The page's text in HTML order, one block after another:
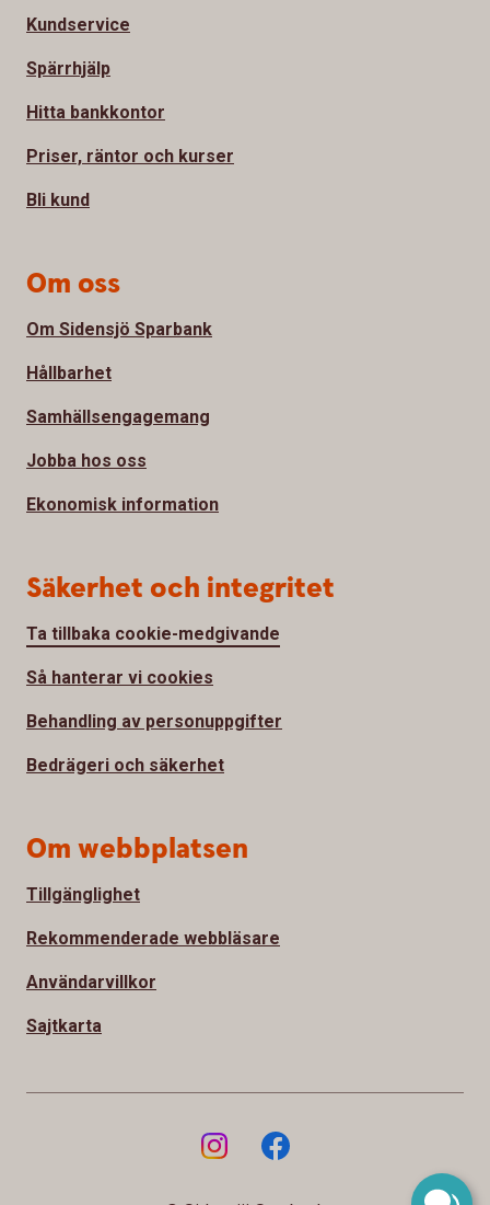
Kundservice
Spärrhjälp
Hitta bankkontor
Priser, räntor och kurser
Bli kund
Om oss
Om Sidensjö Sparbank
Hållbarhet
Samhällsengagemang
Jobba hos oss
Ekonomisk information
Säkerhet och integritet
Ta tillbaka cookie-medgivande
Så hanterar vi cookies
Behandling av personuppgifter
Bedrägeri och säkerhet
Om webbplatsen
Tillgänglighet
Rekommenderade webbläsare
Användarvillkor
Sajtkarta